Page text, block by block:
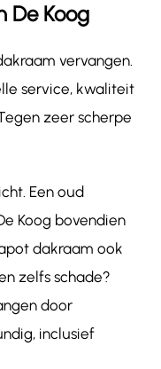
De Koog
vervangen.
service, kwaliteit
zeer scherpe
Een oud
Koog bovendien
dakraam ook
zelfs schade?
door
inclusief